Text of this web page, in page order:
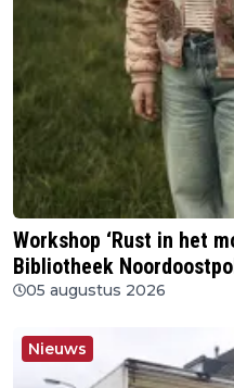
Workshop ‘Rust in het
Bibliotheek
05 augustus 2026
Nieuws